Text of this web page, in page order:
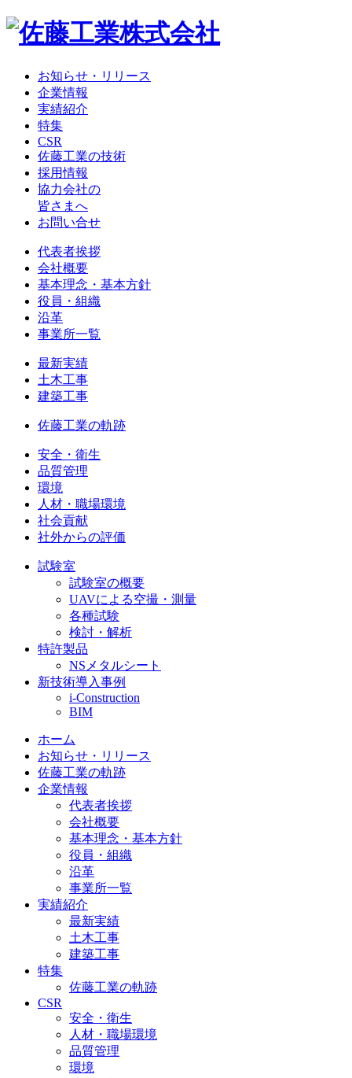
お知らせ・リリース
企業情報
実績紹介
特集
CSR
佐藤工業の技術
採用情報
協力会社の
皆さまへ
お問い合せ
代表者挨拶
会社概要
基本理念・基本方針
役員・組織
沿革
事業所一覧
最新実績
土木工事
建築工事
佐藤工業の軌跡
安全・衛生
品質管理
環境
人材・職場環境
社会貢献
社外からの評価
試験室
試験室の概要
UAVによる空撮・測量
各種試験
検討・解析
特許製品
NSメタルシート
新技術導入事例
i-Construction
BIM
ホーム
お知らせ・リリース
佐藤工業の軌跡
企業情報
代表者挨拶
会社概要
基本理念・基本方針
役員・組織
沿革
事業所一覧
実績紹介
最新実績
土木工事
建築工事
特集
佐藤工業の軌跡
CSR
安全・衛生
人材・職場環境
品質管理
環境